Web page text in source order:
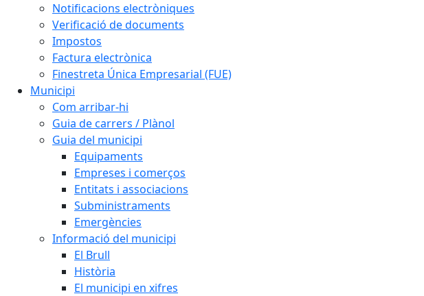
Notificacions electròniques
Verificació de documents
Impostos
Factura electrònica
Finestreta Única Empresarial (FUE)
Municipi
Com arribar-hi
Guia de carrers / Plànol
Guia del municipi
Equipaments
Empreses i comerços
Entitats i associacions
Subministraments
Emergències
Informació del municipi
El Brull
Història
El municipi en xifres